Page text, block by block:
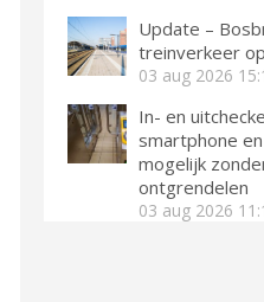
Update –
treinverkeer
03 aug 2026
In- en
smartphone
mogelijk
ontgrendelen
03 aug 2026